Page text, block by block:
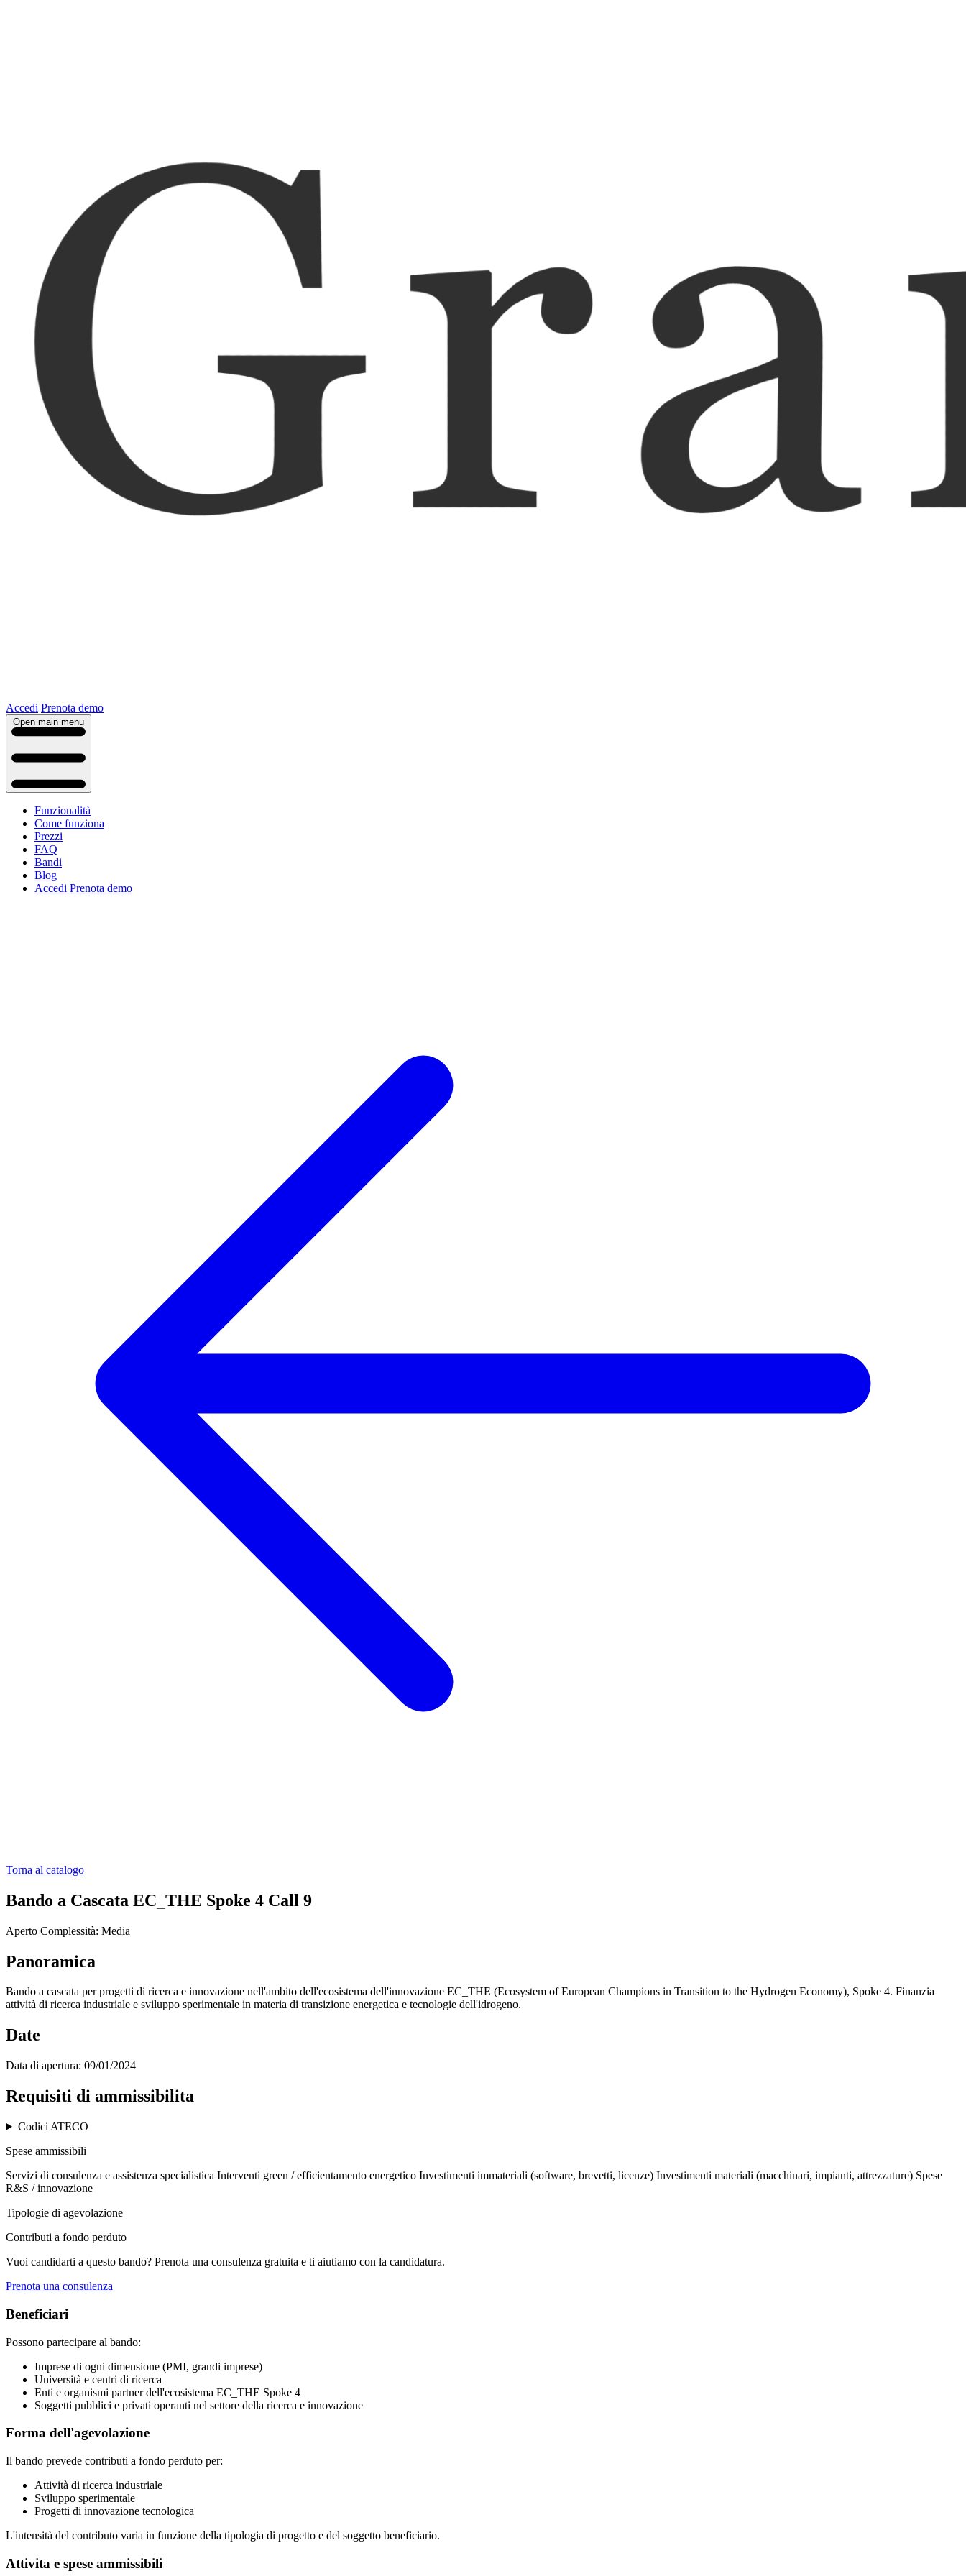
Accedi Prenota demo
Open main menu
Funzionalità
Come funziona
Prezzi
FAQ
Bandi
Blog
Accedi Prenota demo
Torna al catalogo
Bando a Cascata EC_THE Spoke 4 Call 9
Aperto Complessità: Media
Panoramica
Bando a cascata per progetti di ricerca e innovazione nell'ambito dell'ecosistema dell'innovazione EC_THE (Ecosystem of European Champions in Transition to the Hydrogen Economy), Spoke 4. Finanzia
attività di ricerca industriale e sviluppo sperimentale in materia di transizione energetica e tecnologie dell'idrogeno.
Date
Data di apertura: 09/01/2024
Requisiti di ammissibilita
Codici ATECO
Spese ammissibili
Servizi di consulenza e assistenza specialistica Interventi green / efficientamento energetico Investimenti immateriali (software, brevetti, licenze) Investimenti materiali (macchinari, impianti, attrezzature) Spese
R&S / innovazione
Tipologie di agevolazione
Contributi a fondo perduto
Vuoi candidarti a questo bando? Prenota una consulenza gratuita e ti aiutiamo con la candidatura.
Prenota una consulenza
Beneficiari
Possono partecipare al bando:
Imprese di ogni dimensione (PMI, grandi imprese)
Università e centri di ricerca
Enti e organismi partner dell'ecosistema EC_THE Spoke 4
Soggetti pubblici e privati operanti nel settore della ricerca e innovazione
Forma dell'agevolazione
Il bando prevede contributi a fondo perduto per:
Attività di ricerca industriale
Sviluppo sperimentale
Progetti di innovazione tecnologica
L'intensità del contributo varia in funzione della tipologia di progetto e del soggetto beneficiario.
Attivita e spese ammissibili